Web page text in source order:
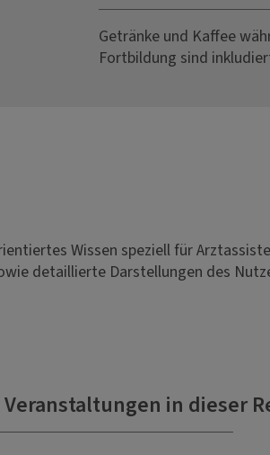
Getränke und Kaffee
Fortbildung sind
Wissen speziell für
detaillierte Darstellungen des
in dieser